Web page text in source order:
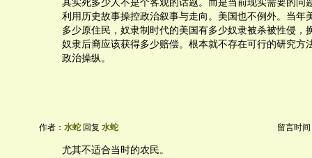
其实死多少人不是个客观的话题。而是当前现实需要的问
利用历史故事操控政治叙事与走向。美国也不例外。当年
多少原住民，奴隶制时代的美国有多少奴隶被杀被性侵，
奴隶后裔应该获得多少赔偿。根本就不存在可行的研究方
政治操纵。
作者： 水蛇 回复 水蛇 留言时间
尤其不适合当时的农民。